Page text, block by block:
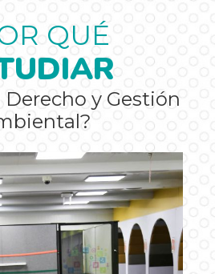
QUÉ
Derecho y Gestión